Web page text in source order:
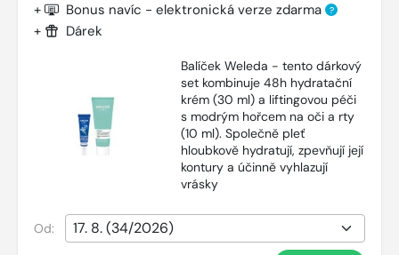
+ Bonus navíc - elektronická verze zdarma ?
+ Dárek
Balíček Weleda - tento dárkový
set kombinuje 48h hydratační
krém (30 ml) a liftingovou péči
s modrým hořcem na oči a rty
(10 ml). Společně pleť
hloubkově hydratují, zpevňují její
kontury a účinně vyhlazují
vrásky
Od: